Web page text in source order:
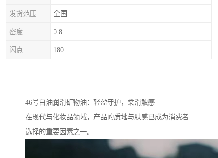
发货范围 全国
密度 0.8
闪点 180
46号白油润滑矿物油：轻盈守护，柔滑触感
在现代与化妆品领域，产品的质地与肤感已成为消费者
选择的重要因素之一。